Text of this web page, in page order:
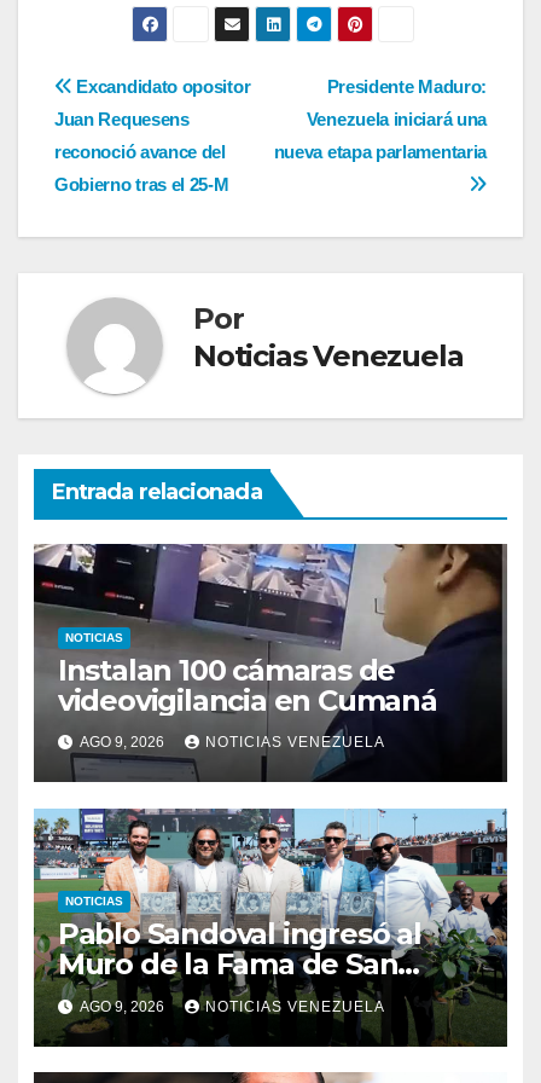
Navegación
de
entradas
Presidente Maduro:
Venezuela iniciará una
nueva etapa parlamentaria
Excandidato opositor
Juan Requesens
reconoció avance del
Gobierno tras el 25-M
Por
Noticias Venezuela
Entrada relacionada
NOTICIAS
Instalan 100 cámaras de
videovigilancia en Cumaná
AGO 9, 2026 NOTICIAS VENEZUELA
NOTICIAS
Pablo Sandoval ingresó al
Muro de la Fama de San
Francisco
AGO 9, 2026 NOTICIAS VENEZUELA